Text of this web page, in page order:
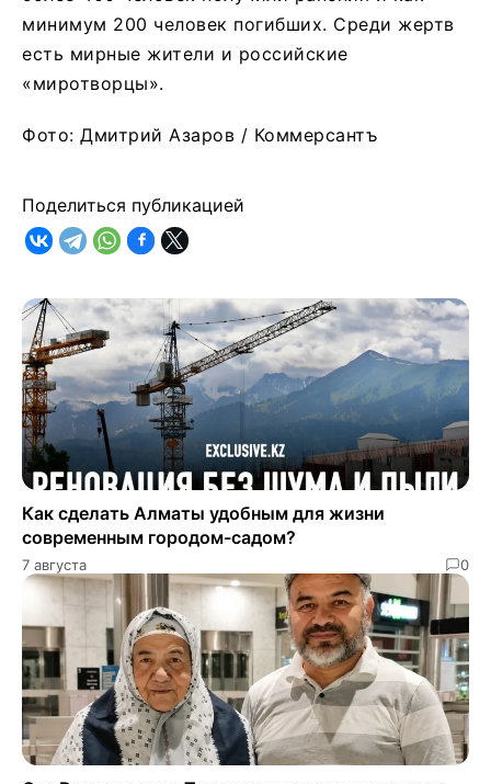
минимум 200 человек погибших. Среди жертв
есть мирные жители и российские
«миротворцы».
Фото: Дмитрий Азаров / Коммерсантъ
Поделиться публикацией
Как сделать Алматы удобным для жизни
современным городом-садом?
7 августа 0